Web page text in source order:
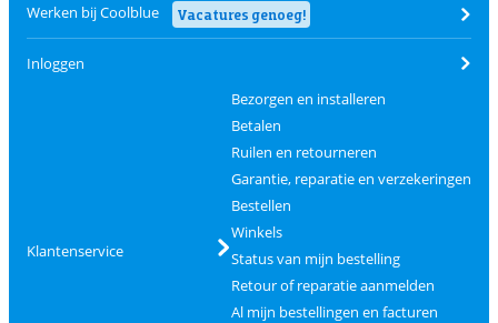
Werken bij Coolblue Vacatures genoeg!
Inloggen
Klantenservice
Bezorgen en installeren
Betalen
Ruilen en retourneren
Garantie, reparatie en verzekeringen
Bestellen
Winkels
Status van mijn bestelling
Retour of reparatie aanmelden
Al mijn bestellingen en facturen